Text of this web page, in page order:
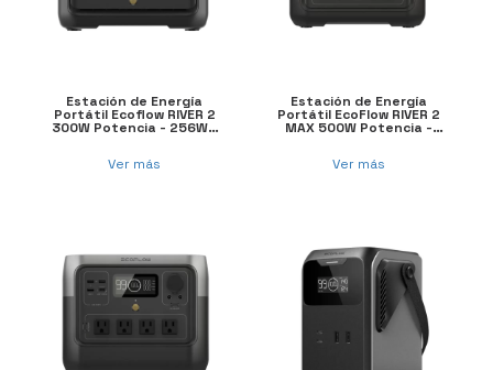
Estación de Energía
Portátil Ecoflow RIVER 2
300W Potencia - 256Wh
Ver más
Estación de Energía
Portátil EcoFlow RIVER 2
MAX 500W Potencia -
Ver más